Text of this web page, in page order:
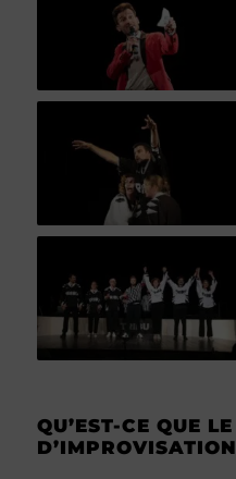
QU’EST-CE QUE